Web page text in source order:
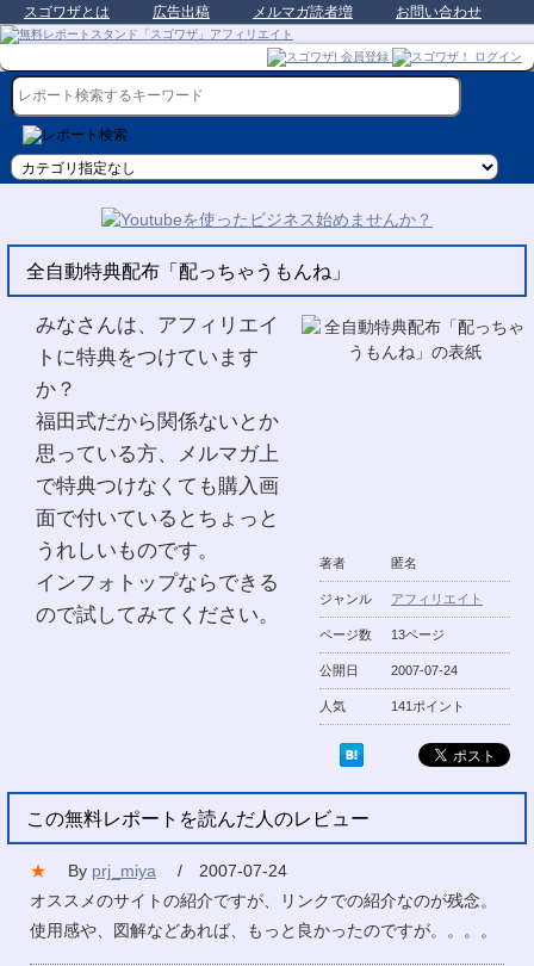
スゴワザとは 広告出稿 メルマガ読者増 お問い合わせ
全自動特典配布「配っちゃうもんね」
著者 匿名
ジャンル アフィリエイト
ページ数 13ページ
公開日 2007-07-24
人気 141ポイント
みなさんは、アフィリエイ
トに特典をつけています
か？
福田式だから関係ないとか
思っている方、メルマガ上
で特典つけなくても購入画
面で付いているとちょっと
うれしいものです。
インフォトップならできる
ので試してみてください。
この無料レポートを読んだ人のレビュー
★ By prj_miya
/ 2007-07-24
オススメのサイトの紹介ですが、リンクでの紹介なのが残念。
使用感や、図解などあれば、もっと良かったのですが。。。。